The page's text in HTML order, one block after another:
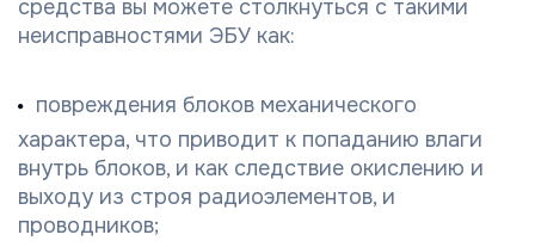
средства вы можете столкнуться с такими
неисправностями ЭБУ как:
повреждения блоков механического
характера, что приводит к попаданию влаги
внутрь блоков, и как следствие окислению и
выходу из строя радиоэлементов, и
проводников;